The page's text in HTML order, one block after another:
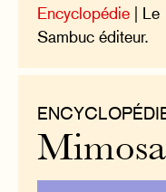
Encyclopédie | Le
Sambuc éditeur.